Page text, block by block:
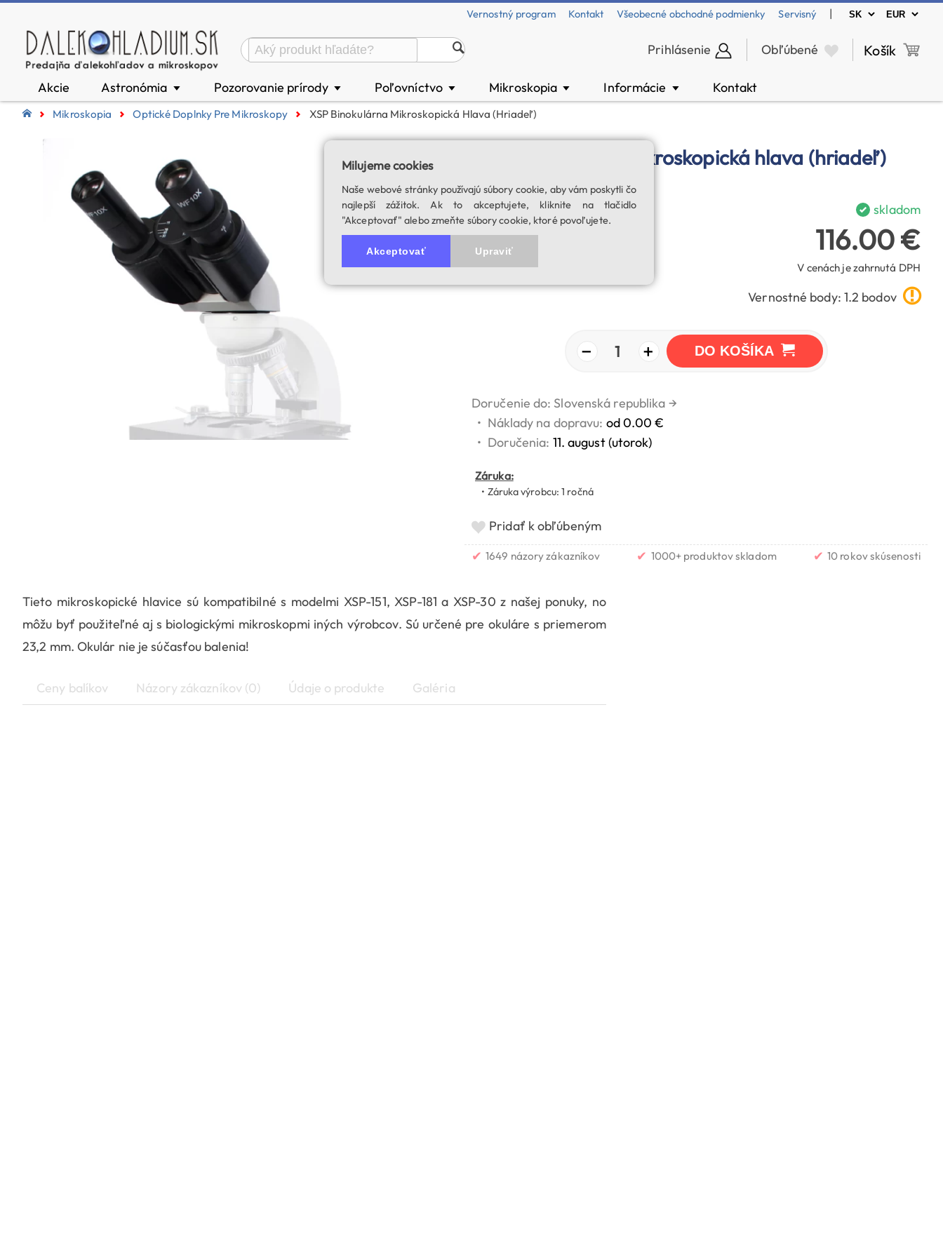
Vernostný program Kontakt Všeobecné obchodné podmienky Servisný |
Prihlásenie Obľúbené Košík
Akcie Astronómia ▼ Pozorovanie prírody ▼ Poľovníctvo ▼ Mikroskopia ▼ Informácie ▼ Kontakt
Mikroskopia Optické Doplnky Pre Mikroskopy XSP Binokulárna Mikroskopická Hlava (hriadeľ)
XSP binokulárna mikroskopická hlava (hriadeľ)
skladom
116.00 €
V cenách je zahrnutá DPH
Vernostné body: 1.2 bodov
− 1 + DO KOŠÍKA
Doručenie do: Slovenská republika →
• Náklady na dopravu: od 0.00 €
• Doručenia: 11. august (utorok)
Záruka:
• Záruka výrobcu: 1 ročná
Pridať k obľúbeným
✔ 1649 názory zákazníkov ✔ 1000+ produktov skladom ✔ 10 rokov skúsenosti
Tieto mikroskopické hlavice sú kompatibilné s modelmi XSP-151, XSP-181 a XSP-30 z našej ponuky, no
môžu byť použiteľné aj s biologickými mikroskopmi iných výrobcov. Sú určené pre okuláre s priemerom
23,2 mm. Okulár nie je súčasťou balenia!
Ceny balíkov Názory zákazníkov (0) Údaje o produkte Galéria
Milujeme cookies
Naše webové stránky používajú súbory cookie, aby vám poskytli čo
najlepší zážitok. Ak to akceptujete, kliknite na tlačidlo
"Akceptovať" alebo zmeňte súbory cookie, ktoré povoľujete.
Akceptovať Upraviť